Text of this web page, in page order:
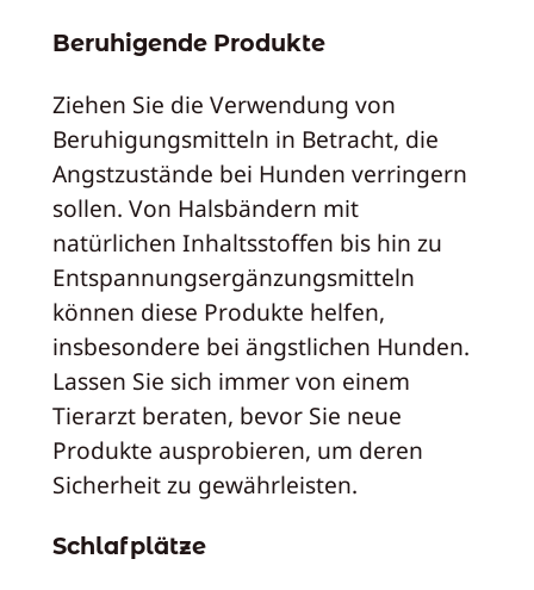
Beruhigende Produkte
Ziehen Sie die Verwendung von
Beruhigungsmitteln in Betracht, die
Angstzustände bei Hunden verringern
sollen. Von Halsbändern mit
natürlichen Inhaltsstoffen bis hin zu
Entspannungsergänzungsmitteln
können diese Produkte helfen,
insbesondere bei ängstlichen Hunden.
Lassen Sie sich immer von einem
Tierarzt beraten, bevor Sie neue
Produkte ausprobieren, um deren
Sicherheit zu gewährleisten.
Schlafplätze